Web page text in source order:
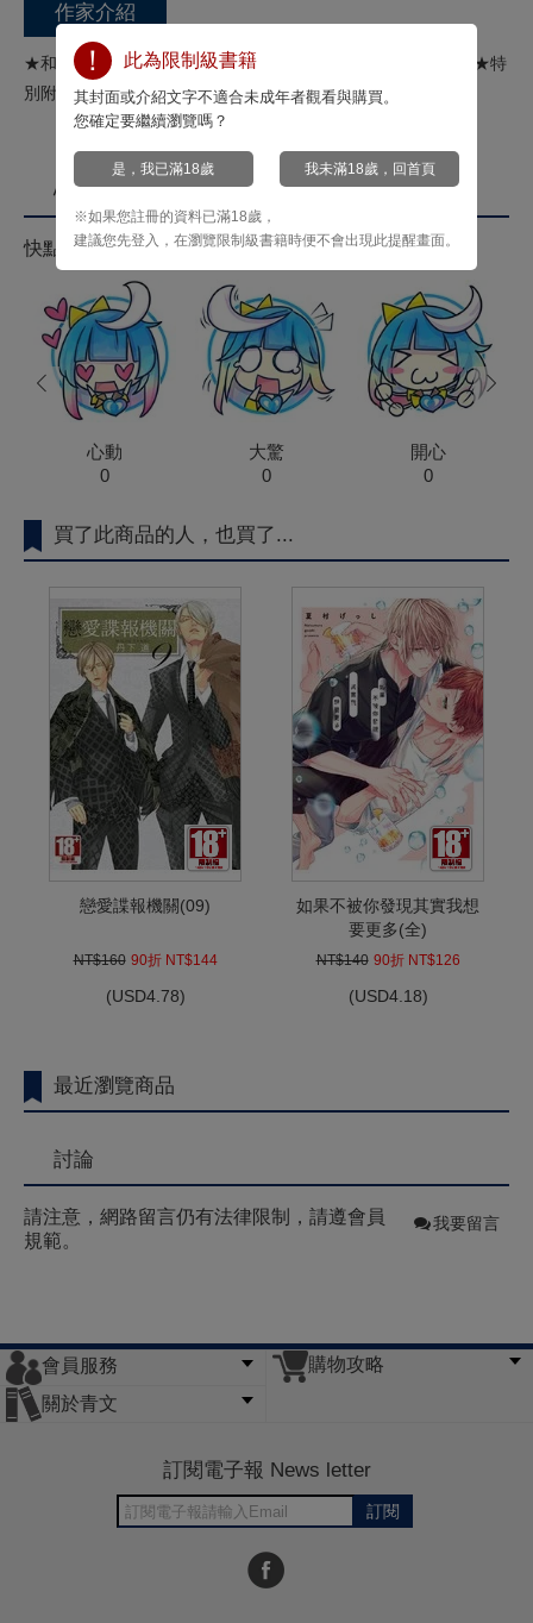
作家介紹
★和摯友成為戀人前的一年時光單戀寡言男子╳遲鈍天真男子★特
別附錄：４Ｐ小冊子
心情投票
快點來按心情投票拿菁點！
心動
0
大驚
0
開心
0
prev next
買了此商品的人，也買了...
戀愛諜報機關(09)
NT$160 90折 NT$144
(USD4.78)
如果不被你發現其實我想
要更多(全)
NT$140 90折 NT$126
(USD4.18)
最近瀏覽商品
討論
請注意，網路留言仍有法律限制，請遵會員
規範。
我要留言
此為限制級書籍
其封面或介紹文字不適合未成年者觀看與購買。
您確定要繼續瀏覽嗎？
是，我已滿18歲 我未滿18歲，回首頁
※如果您註冊的資料已滿18歲，
建議您先登入，在瀏覽限制級書籍時便不會出現此提醒畫面。
會員服務
會員辦法
客服信箱
隱私條款
網站導覽
購物攻略
關於青文
訂閱電子報 News letter
訂閱